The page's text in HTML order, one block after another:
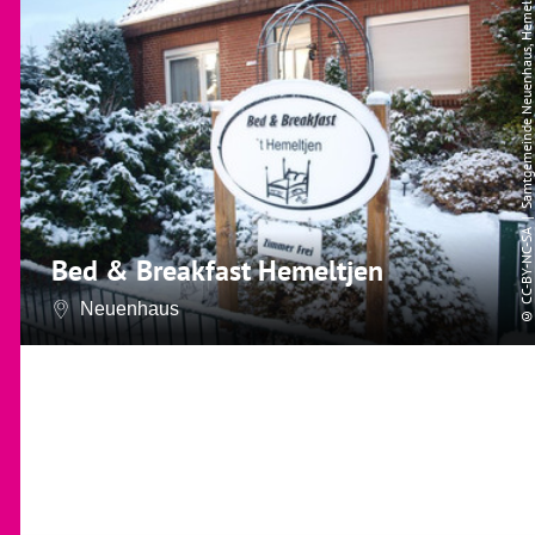
Bed & Breakfast Hemeltjen
Neuenhaus ©
CC-BY-NC-SA
| Samtgemeinde Neuenhaus, Hemeltjen